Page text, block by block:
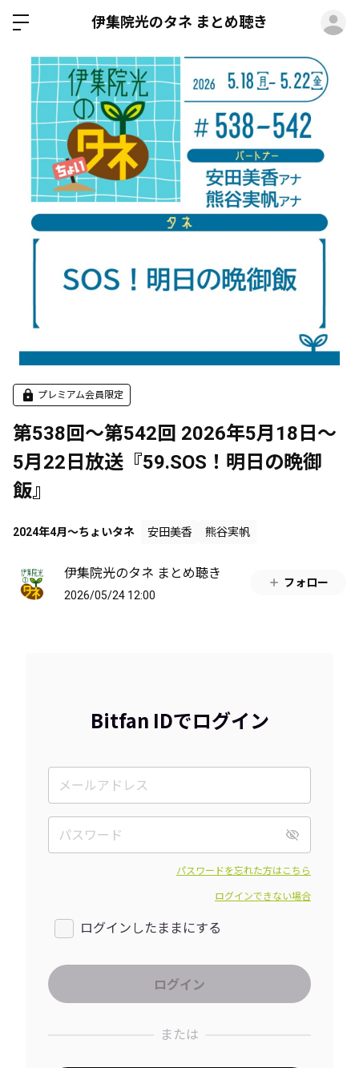
伊集院光のタネ まとめ聴き
プレミアム会員限定
第538回～第542回 2026年5月18日～
5月22日放送『59.SOS！明日の晩御
飯』
2024年4月～ちょいタネ 安田美香 熊谷実帆
伊集院光のタネ まとめ聴き
2026/05/24 12:00
フォロー
Bitfan IDでログイン
パスワードを忘れた方はこちら
ログインできない場合
ログインしたままにする
または